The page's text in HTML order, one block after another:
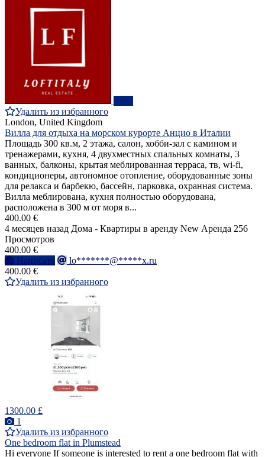
Удалить из избранного
London, United Kingdom
Вилла для отдыха на морском курорте Анцио в Италии
Площадь 300 кв.м, 2 этажа, салон, хобби-зал с камином и
тренажерами, кухня, 4 двухместных спальных комнаты, 3
ванных, балконы, крытая меблированная терраса, тв, wi-fi,
кондиционеры, автономное отопление, оборудованные зоны
для релакса и барбекю, бассейн, парковка, охранная система.
Вилла меблирована, кухня полностью оборудована,
расположена в 300 м от моря в...
400.00 €
4 месяцев назад Дома - Квартиры в аренду New Аренда 256
Просмотров
400.00 €
Написать
lo*******@*****x.ru
400.00 €
Удалить из избранного
1300.00 £
1
Удалить из избранного
One bedroom flat in Plumstead
Hi everyone If someone is interested to rent a one bedroom flat with